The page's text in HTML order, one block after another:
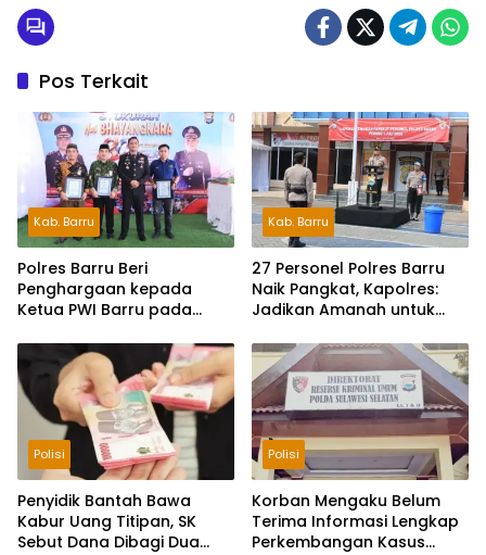
Pos Terkait
Kab. Barru
Polres Barru Beri
Penghargaan kepada
Ketua PWI Barru pada
Bhayangkara ke-80
Kab. Barru
27 Personel Polres Barru
Naik Pangkat, Kapolres:
Jadikan Amanah untuk
Polisi
Penyidik Bantah Bawa
Kabur Uang Titipan, SK
Sebut Dana Dibagi Dua
Polisi
Korban Mengaku Belum
Terima Informasi Lengkap
Perkembangan Kasus